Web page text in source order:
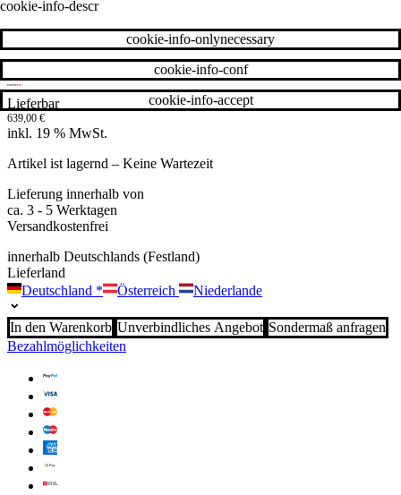
Lieferbar
639,00 €
inkl. 19 % MwSt.
Artikel ist lagernd – Keine Wartezeit
Lieferung innerhalb von
ca. 3 - 5 Werktagen
Versandkostenfrei
innerhalb Deutschlands (Festland)
Lieferland
Deutschland * Österreich Niederlande
In den Warenkorb Unverbindliches Angebot Sondermaß anfragen
Bezahlmöglichkeiten
cookie-info-descr
cookie-info-accept
cookie-info-conf
cookie-info-onlynecessary